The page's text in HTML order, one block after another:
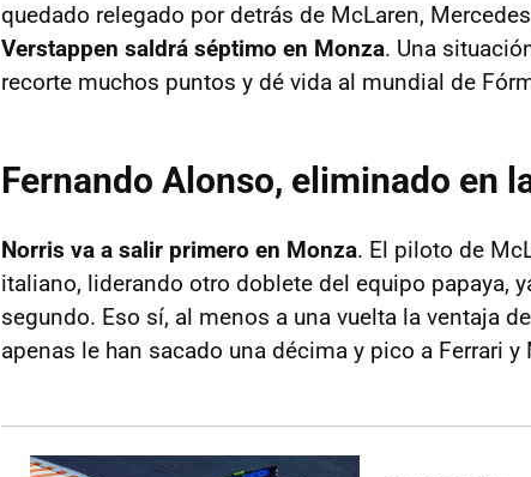
quedado relegado por detrás de McLaren,
Verstappen saldrá séptimo en Monza. Una
recorte muchos puntos y dé vida al mundial de
Fernando Alonso, eliminado en
Norris va a salir primero en Monza. El piloto de
italiano, liderando otro doblete del equipo papaya,
segundo. Eso sí, al menos a una vuelta la ventaja
apenas le han sacado una décima y pico a Ferrari y